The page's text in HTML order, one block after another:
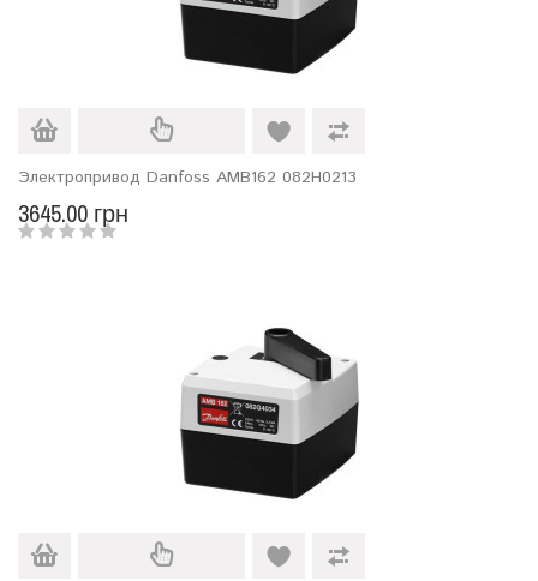
Электропривод Danfoss AMB162 082H0213
3645.00 грн